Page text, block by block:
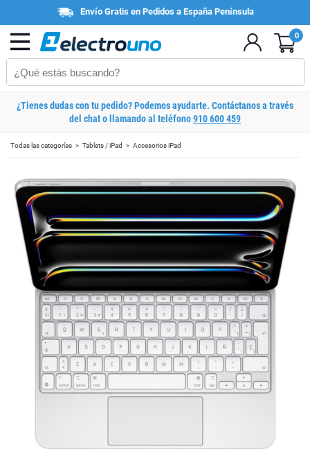
Envío Gratis en Pedidos a España Península
0
¿Tienes dudas con tu pedido? Podemos ayudarte. Contáctanos a través
del chat o llamando al teléfono910 600 459
Todas las categorías Tablets / iPad Accesorios iPad